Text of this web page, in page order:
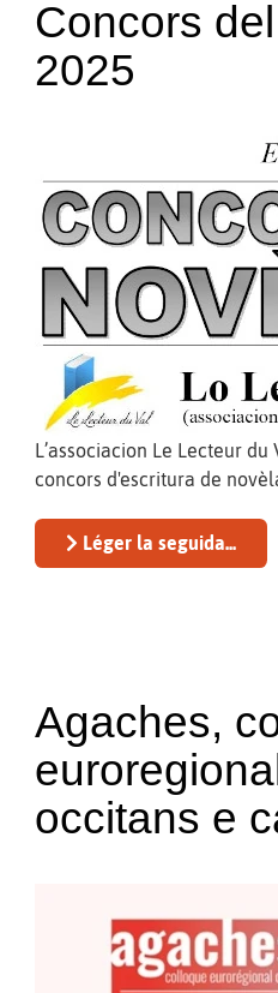
Concors
2025
L’associacion Le Lecteur
concors d'escritura de
Léger la seguida...
Agaches,
occitans e